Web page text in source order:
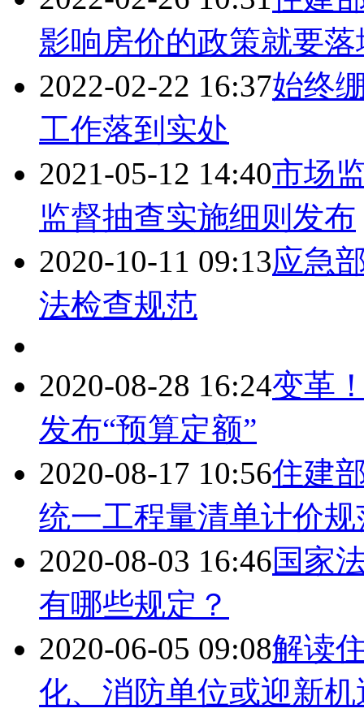
影响房价的政策就要落
2022-02-22 16:37始终
工作落到实处
2021-05-12 14:40市场
监督抽查实施细则发布
2020-10-11 09:13应急
法检查规范
2020-08-28 16:24变革
发布“预算定额”
2020-08-17 10:56住建
统一工程量清单计价规
2020-08-03 16:46国家
有哪些规定？
2020-06-05 09:08解读
化、消防单位或迎新机